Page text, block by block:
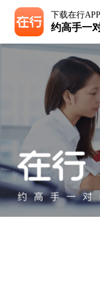
下载在行APP
约高手一